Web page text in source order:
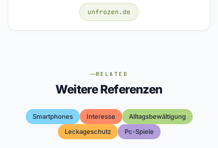
unfrozen.de
RELATED
Weitere Referenzen
Smartphones Interesse
Alltagsbewältigung
Leckageschutz
Pc-Spiele